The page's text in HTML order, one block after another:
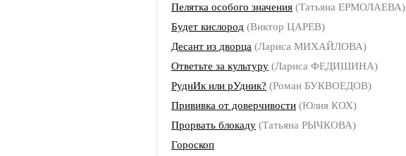
Пелятка особого значения (Татьяна ЕРМОЛАЕВА)
Будет кислород (Виктор ЦАРЕВ)
Десант из дворца (Лариса МИХАЙЛОВА)
Ответьте за культуру (Лариса ФЕДИШИНА)
РуднИк или рУдник? (Роман БУКВОЕДОВ)
Прививка от доверчивости (Юлия КОХ)
Прорвать блокаду (Татьяна РЫЧКОВА)
Гороскоп